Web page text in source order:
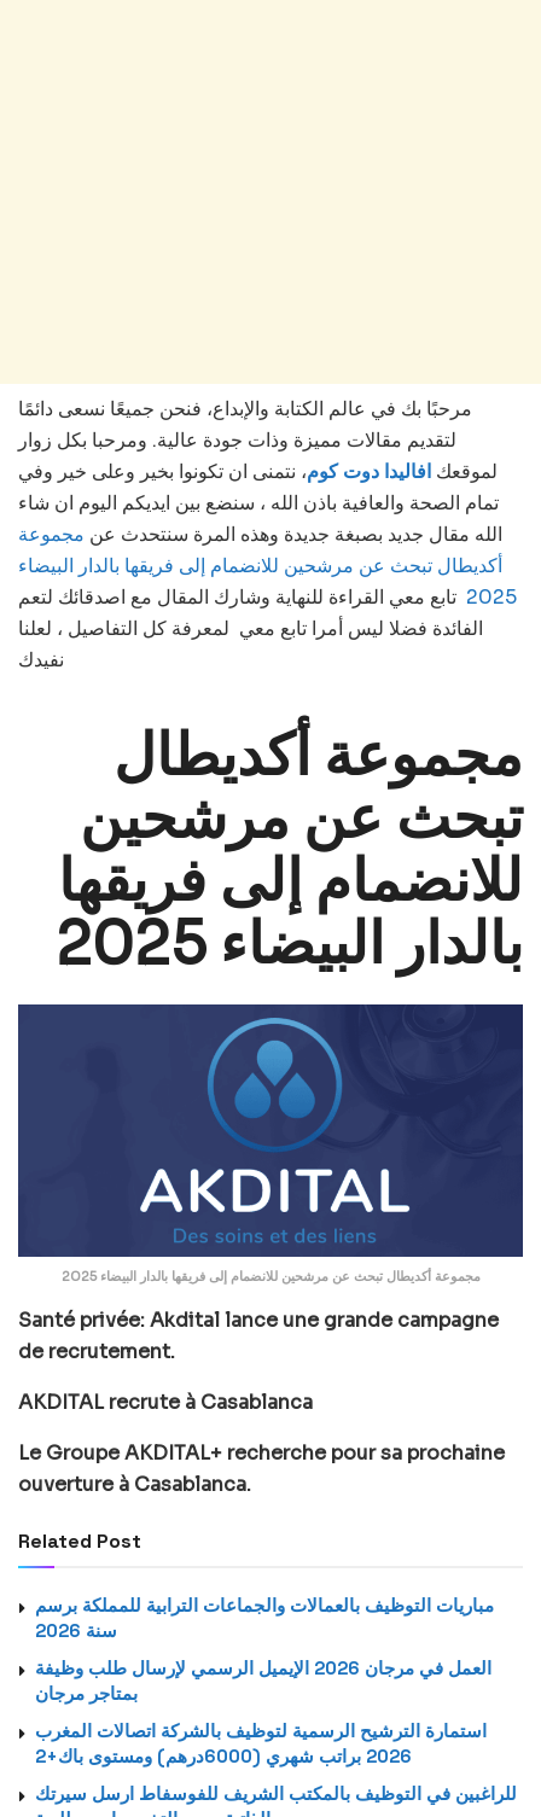
مرحبًا بك في عالم الكتابة والإبداع، فنحن جميعًا نسعى دائمًا
لتقديم مقالات مميزة وذات جودة عالية. ومرحبا بكل زوار
لموقعك افاليدا دوت كوم، نتمنى ان تكونوا بخير وعلى خير وفي
تمام الصحة والعافية باذن الله ، سنضع بين ايديكم اليوم ان شاء
الله مقال جديد بصبغة جديدة وهذه المرة سنتحدث عن مجموعة
أكديطال تبحث عن مرشحين للانضمام إلى فريقها بالدار البيضاء
2025 تابع معي القراءة للنهاية وشارك المقال مع اصدقائك لتعم
الفائدة فضلا ليس أمرا تابع معي لمعرفة كل التفاصيل ، لعلنا
نفيدك
مجموعة أكديطال
تبحث عن مرشحين
للانضمام إلى فريقها
بالدار البيضاء 2025
مجموعة أكديطال تبحث عن مرشحين للانضمام إلى فريقها بالدار البيضاء 2025
Santé privée: Akdital lance une grande campagne
de recrutement.
AKDITAL recrute à Casablanca
Le Groupe AKDITAL+ recherche pour sa prochaine
ouverture à Casablanca.
Related Post
مباريات التوظيف بالعمالات والجماعات الترابية للمملكة برسم
سنة 2026
العمل في مرجان 2026 الإيميل الرسمي لإرسال طلب وظيفة
بمتاجر مرجان
استمارة الترشيح الرسمية لتوظيف بالشركة اتصالات المغرب
2026 براتب شهري (6000درهم) ومستوى باك+2
للراغبين في التوظيف بالمكتب الشريف للفوسفاط ارسل سيرتك